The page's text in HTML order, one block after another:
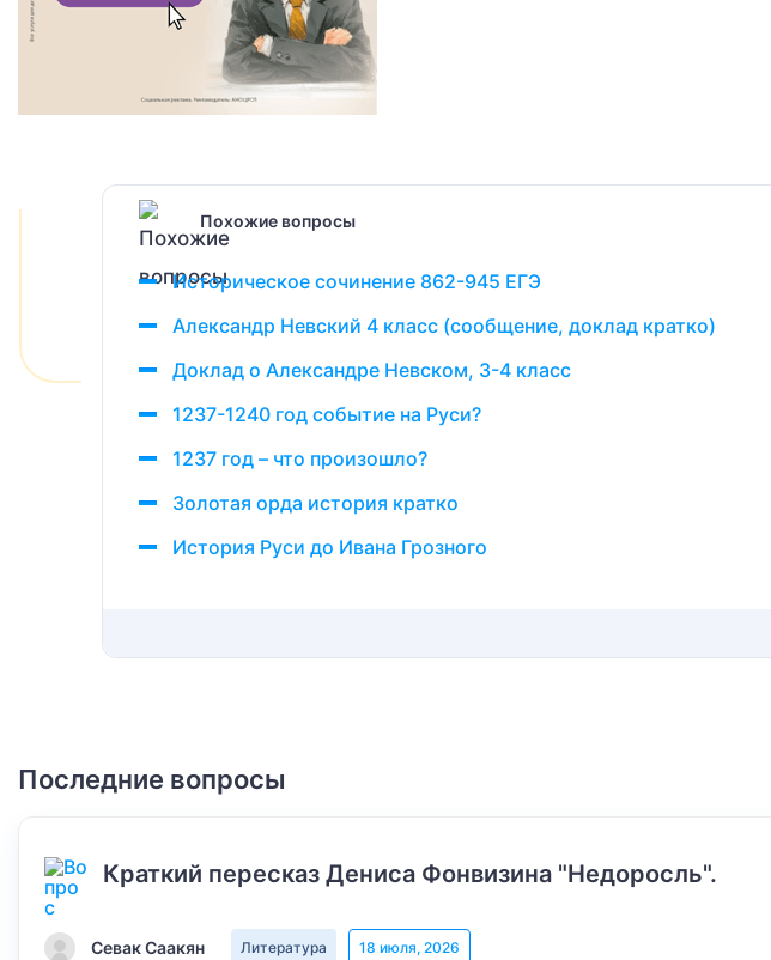
Похожие вопросы
Историческое сочинение 862-945 ЕГЭ
Александр Невский 4 класс (сообщение, доклад кратко)
Доклад о Александре Невском, 3-4 класс
1237-1240 год событие на Руси?
1237 год – что произошло?
Золотая орда история кратко
История Руси до Ивана Грозного
Последние вопросы
Краткий пересказ Дениса Фонвизина "Недоросль".
Севак Саакян Литература 18 июля, 2026